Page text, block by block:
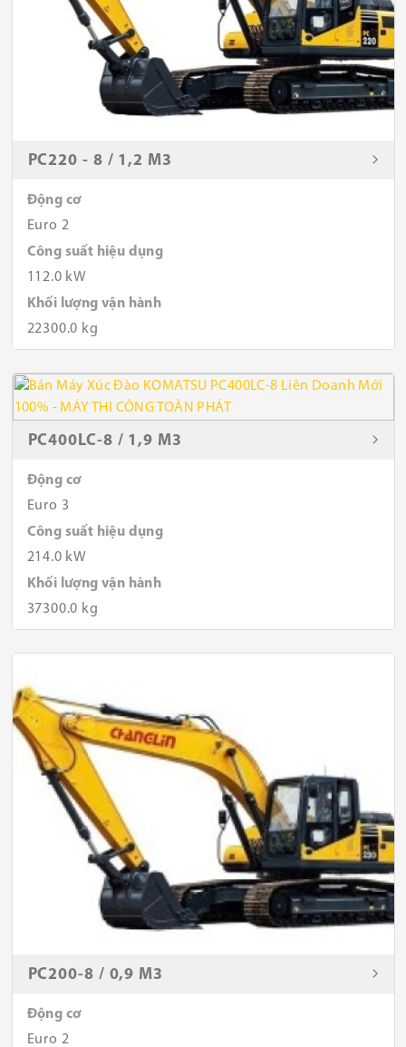
PC220 - 8 / 1,2 M3
Động cơ
Euro 2
Công suất hiệu dụng
112.0 kW
Khối lượng vận hành
22300.0 kg
PC400LC-8 / 1,9 M3
Động cơ
Euro 3
Công suất hiệu dụng
214.0 kW
Khối lượng vận hành
37300.0 kg
PC200-8 / 0,9 M3
Động cơ
Euro 2